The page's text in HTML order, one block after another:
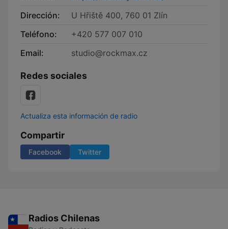
Dirección:
U Hřiště 400, 760 01 Zlín
Teléfono:
+420 577 007 010
Email:
studio@rockmax.cz
Redes sociales
Actualiza esta información de radio
Compartir
Facebook Twitter
Radios Chilenas